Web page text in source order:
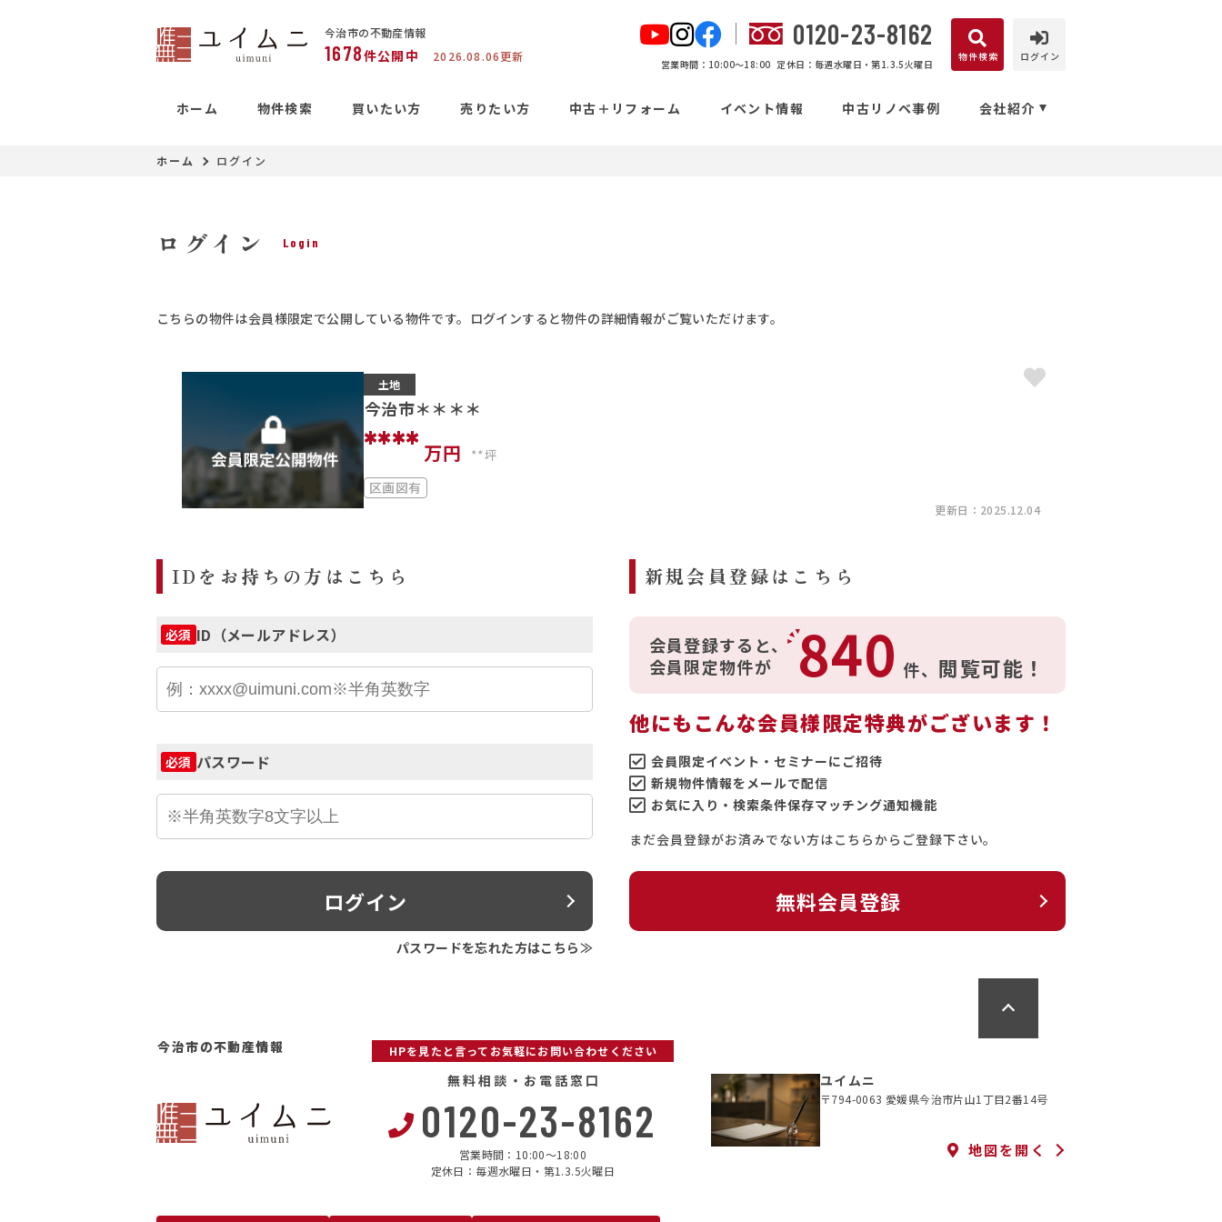
今治市の不動産情報
1678件公開中 2026.08.06更新
0120-23-8162
営業時間：10:00〜18:00 定休日：毎週水曜日・第1.3.5火曜日
物件検索 ログイン
ホーム 物件検索 買いたい方 売りたい方 中古＋リフォーム イベント情報 中古リノベ事例 会社紹介
ホーム ログイン
ログイン Login
こちらの物件は会員様限定で公開している物件です。ログインすると物件の詳細情報がご覧いただけます。
土地
今治市＊＊＊＊
**** 万円
**坪
区画図有
更新日：2025.12.04
IDをお持ちの方はこちら
必須 ID（メールアドレス）
必須 パスワード
ログイン
パスワードを忘れた方はこちら≫
新規会員登録はこちら
会員登録すると、
会員限定物件が
840 件、 閲覧可能！
他にもこんな会員様限定特典がございます！
会員限定イベント・セミナーにご招待
新規物件情報をメールで配信
お気に入り・検索条件保存マッチング通知機能
まだ会員登録がお済みでない方はこちらからご登録下さい。
無料会員登録
今治市の不動産情報 HPを見たと言ってお気軽にお問い合わせください
無料相談・お電話窓口
0120-23-8162
営業時間：10:00〜18:00
定休日：毎週水曜日・第1.3.5火曜日
ユイムニ
〒794-0063 愛媛県今治市片山1丁目2番14号
地図を開く